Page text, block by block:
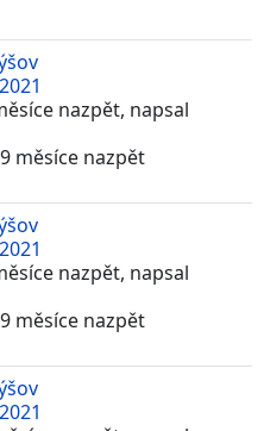
nazpět, napsal
měsíce nazpět
nazpět, napsal
měsíce nazpět